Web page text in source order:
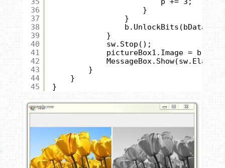
36
37
38
39
40
41
42
43
44
45
}
}
b.UnlockBits(bData);
}
sw.Stop();
pictureBox1.Image = b;
}
}
}